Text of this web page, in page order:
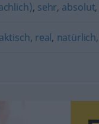
, sehr, absolut,
, real, natürlich